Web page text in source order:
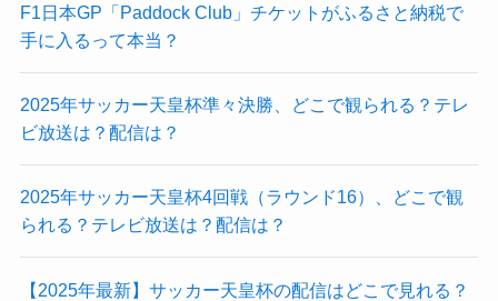
F1日本GP「Paddock Club」チケットがふるさと納税で
手に入るって本当？
2025年サッカー天皇杯準々決勝、どこで観られる？テレ
ビ放送は？配信は？
2025年サッカー天皇杯4回戦（ラウンド16）、どこで観
られる？テレビ放送は？配信は？
【2025年最新】サッカー天皇杯の配信はどこで見れる？